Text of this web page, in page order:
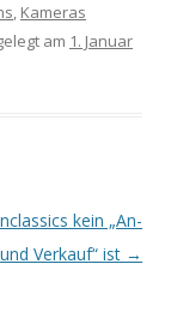
, Kameras
am 1. Januar
kein „An-
und Verkauf“ ist →